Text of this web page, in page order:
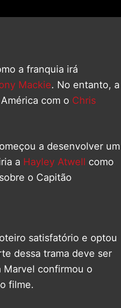
a franquia irá
Mackie. No entanto, a
com o Chris
a desenvolver um
a Hayley Atwell como
o Capitão
satisfatório e optou
dessa trama deve ser
Marvel confirmou o
filme.